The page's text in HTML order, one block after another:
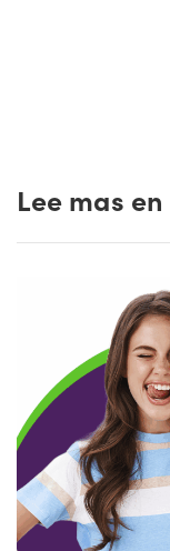
Lee mas en